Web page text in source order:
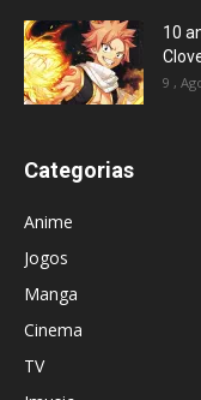
10
9 ,
Categorias
Anime
Jogos
Manga
Cinema
TV